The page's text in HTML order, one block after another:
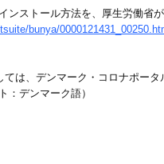
ンストール方法を、厚生労働省が
bunya/
は、デンマーク・コロナポータ
：デンマーク語）